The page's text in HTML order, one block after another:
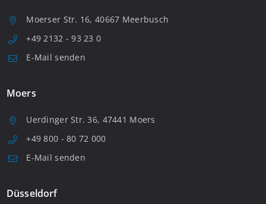
Moerser Str. 16, 40667 Meerbusch
+49 2132 - 93 23 0
E-Mail senden
Moers
Uerdinger Str. 36, 47441 Moers
+49 800 - 80 72 000
E-Mail senden
Düsseldorf